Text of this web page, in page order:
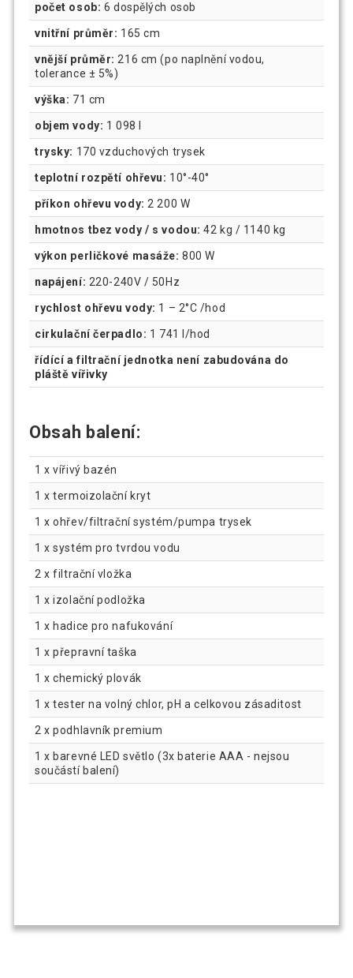
počet osob: 6 dospělých osob
vnitřní průměr: 165 cm
vnější průměr: 216 cm (po naplnění vodou,
tolerance ± 5%)
výška: 71 cm
objem vody: 1 098 l
trysky: 170 vzduchových trysek
teplotní rozpětí ohřevu: 10°-40°
příkon ohřevu vody: 2 200 W
hmotnos tbez vody / s vodou: 42 kg / 1140 kg
výkon perličkové masáže: 800 W
napájení: 220-240V / 50Hz
rychlost ohřevu vody: 1 – 2°C /hod
cirkulační čerpadlo: 1 741 l/hod
řídící a filtrační jednotka není zabudována do
pláště vířivky
Obsah balení:
1 x vířivý bazén
1 x termoizolační kryt
1 x ohřev/filtrační systém/pumpa trysek
1 x systém pro tvrdou vodu
2 x filtrační vložka
1 x izolační podložka
1 x hadice pro nafukování
1 x přepravní taška
1 x chemický plovák
1 x tester na volný chlor, pH a celkovou zásaditost
2 x podhlavník premium
1 x barevné LED světlo (3x baterie AAA - nejsou
součástí balení)